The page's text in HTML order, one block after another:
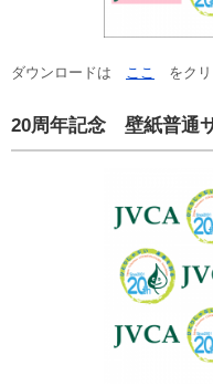
ダウンロードは ここ をクリ
20周年記念 壁紙普通